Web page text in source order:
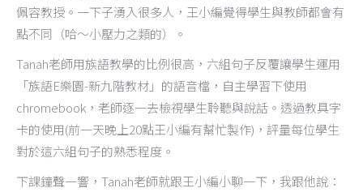
佩容教授。一下子湧入很多人，王小編覺得學生與教師都會有
點不同（哈～小壓力之類的）。
Tanah老師用族語教學的比例很高，六組句子反覆讓學生運用
「族語E樂園-新九階教材」的語音檔，自主學習下使用
chromebook，老師逐一去檢視學生聆聽與說話。透過教具字
卡的使用(前一天晚上20點王小編有幫忙製作)，評量每位學生
對於這六組句子的熟悉程度。
下課鐘聲一響，Tanah老師就跟王小編小聊一下，我跟他說：